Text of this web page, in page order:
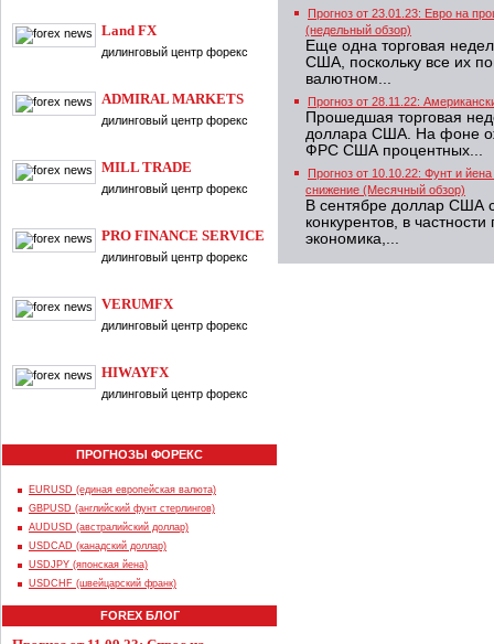
Land FX
дилинговый центр форекс
ADMIRAL MARKETS
дилинговый центр форекс
MILL TRADE
дилинговый центр форекс
PRO FINANCE SERVICE
дилинговый центр форекс
VERUMFX
дилинговый центр форекс
HIWAYFX
дилинговый центр форекс
ПРОГНОЗЫ ФОРЕКС
EURUSD (единая европейская валюта)
GBPUSD (английский фунт стерлингов)
AUDUSD (австралийский доллар)
USDCAD (канадский доллар)
USDJPY (японская йена)
USDCHF (швейцарский франк)
FOREX БЛОГ
Прогноз от 23.01.23: Евро на
(недельный обзор)
Еще одна торговая
США, поскольку все их
валютном...
Прогноз от 28.11.22:
Прошедшая торговая
доллара США. На фоне
ФРС США процентных...
Прогноз от 10.10.22: Фунт и
снижение (Месячный обзор)
В сентябре доллар США
конкурентов, в
экономика,...